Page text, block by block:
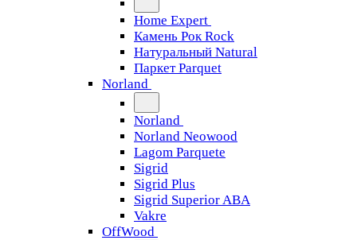
Home Expert
Камень Рок Rock
Натуральный Natural
Паркет Parquet
Norland
Norland
Norland Neowood
Lagom Parquete
Sigrid
Sigrid Plus
Sigrid Superior ABA
Vakre
OffWood